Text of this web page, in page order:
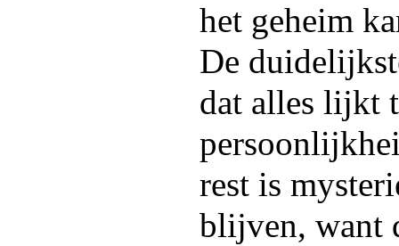
het geheim
De
dat alles lijkt
rest is
blijven, want